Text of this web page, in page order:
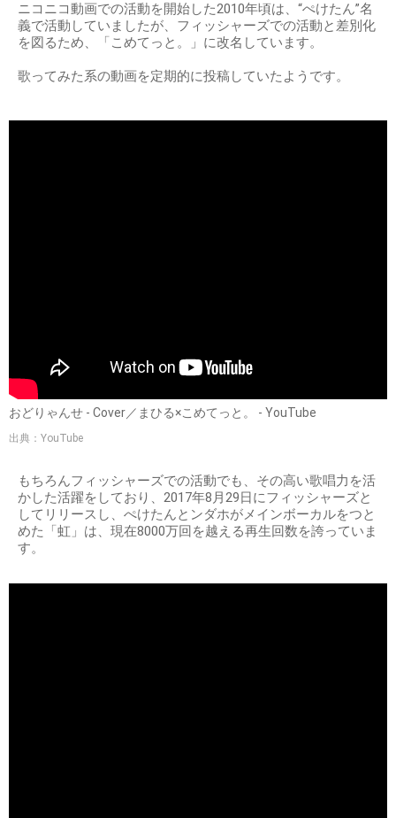
ニコニコ動画での活動を開始した2010年頃は、“ぺけたん”名
義で活動していましたが、フィッシャーズでの活動と差別化
を図るため、「こめてっと。」に改名しています。
歌ってみた系の動画を定期的に投稿していたようです。
おどりゃんせ - Cover／まひる×こめてっと。 - YouTube
出典：YouTube
もちろんフィッシャーズでの活動でも、その高い歌唱力を活
かした活躍をしており、2017年8月29日にフィッシャーズと
してリリースし、ぺけたんとンダホがメインボーカルをつと
めた「虹」は、現在8000万回を越える再生回数を誇っていま
す。